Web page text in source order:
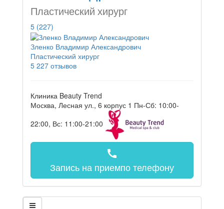
Пластический хирург
5 (227)
Зленко Владимир Александрович
Пластический хирург
5 227 отзывов
Клиника Beauty Trend
Москва, Лесная ул., 6 корпус 1 Пн-Сб: 10:00-
22:00, Вс: 11:00-21:00
call
Запись на приемпо телефону